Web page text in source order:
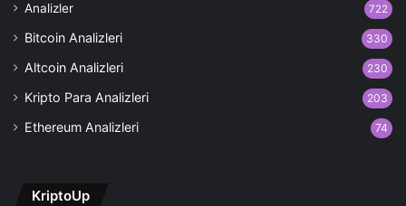
Analizler 722
Bitcoin Analizleri 330
Altcoin Analizleri 230
Kripto Para Analizleri 203
Ethereum Analizleri 74
KriptoUp